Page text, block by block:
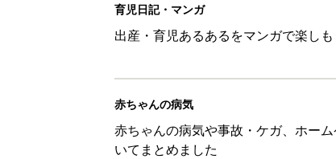
育児日記・マンガ
出産・育児あるあるをマンガで楽しも
赤ちゃんの病気
赤ちゃんの病気や事故・ケガ、ホー
いてまとめました